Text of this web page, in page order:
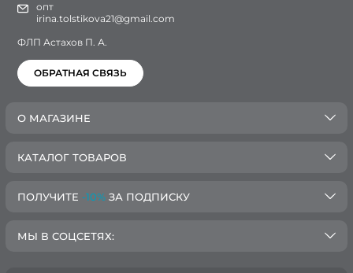
опт
irina.tolstikova21@gmail.com
ФЛП Астахов П. А.
ОБРАТНАЯ СВЯЗЬ
О МАГАЗИНЕ
КАТАЛОГ ТОВАРОВ
ПОЛУЧИТЕ -10% ЗА ПОДПИСКУ
МЫ В СОЦСЕТЯХ: